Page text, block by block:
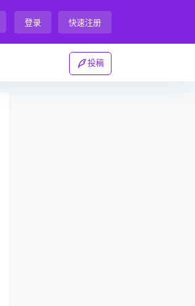
登录 快速注册
投稿